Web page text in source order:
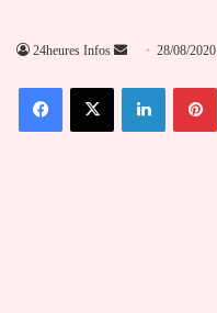
24heures Infos
Envoyer
courriel
28/08/2020
FacebookX Linkedin